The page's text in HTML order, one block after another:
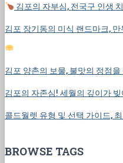
김포의 자부심, 전국구 인생
김포 장기동의 미식 랜드마크, 만
김포 양촌의 보물, 불맛의 정점을
김포의 자존심! 세월의 깊이가
콜드월렛 유형 및 선택 가이드,
BROWSE TAGS